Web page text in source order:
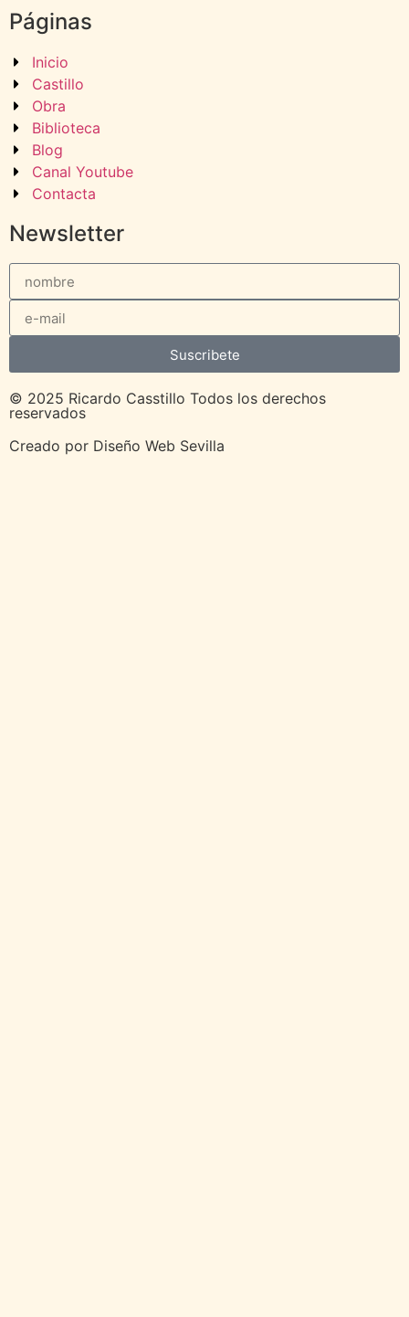
Páginas
Inicio
Castillo
Obra
Biblioteca
Blog
Canal Youtube
Contacta
Newsletter
Suscribete
© 2025 Ricardo Casstillo Todos los derechos
reservados
Creado por Diseño Web Sevilla